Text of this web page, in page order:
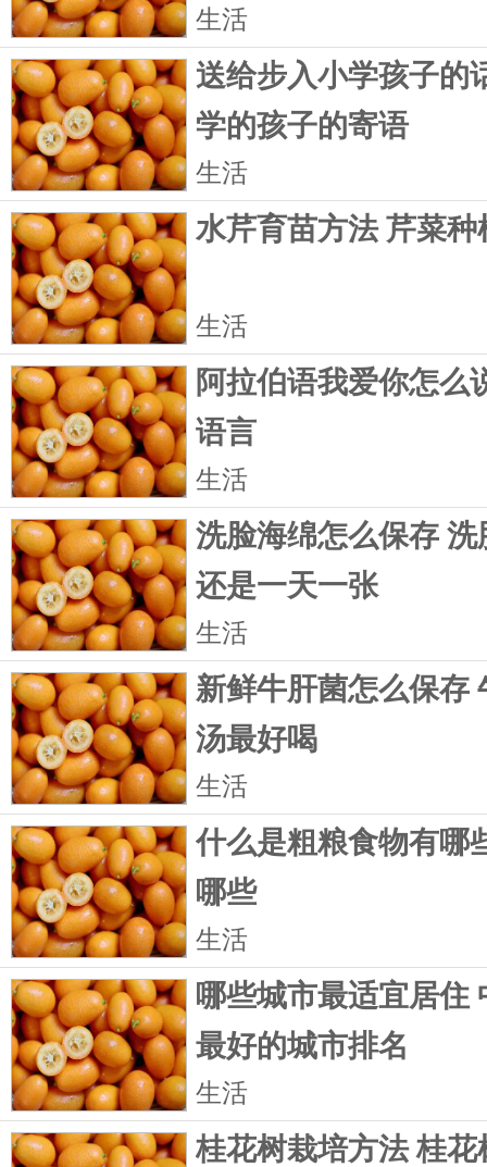
生活
送给步入小学孩子的
学的孩子的寄语
生活
水芹育苗方法 芹菜种
生活
阿拉伯语我爱你怎么
语言
生活
洗脸海绵怎么保存
还是一天一张
生活
新鲜牛肝菌怎么保存
汤最好喝
生活
什么是粗粮食物有哪
哪些
生活
哪些城市最适宜居住
最好的城市排名
生活
桂花树栽培方法 桂